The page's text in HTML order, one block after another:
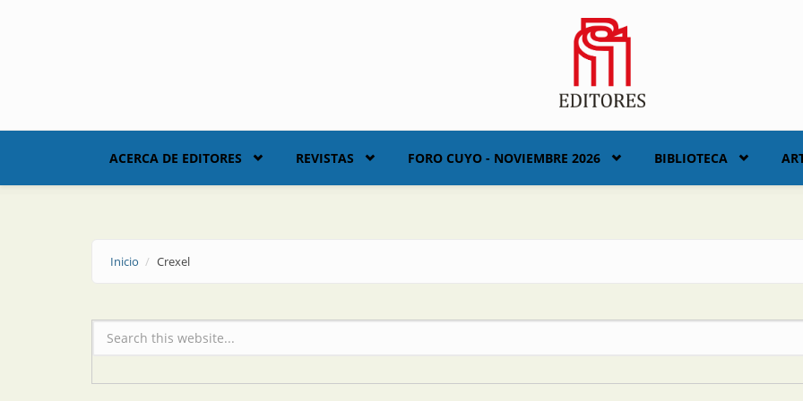
ACERCA DE EDITORES REVISTAS FORO CUYO - NOVIEMBRE 2026 BIBLIOTECA
Inicio Crexel
Formulario de búsqueda